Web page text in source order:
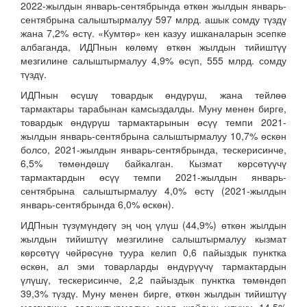
2022-жылдын январь-сентябрында өткөн жылдын январь-
сентябрына салыштырмалуу 597 млрд. ашык сомду түздү
жана 7,2% өстү. «Кумтөр» кен казуу ишканаларын эсепке
албаганда, ИДПнын көлөмү өткөн жылдын тийиштүү
мезгилине салыштырмалуу 4,9% өсүп, 555 млрд. сомду
түздү.
ИДПнын өсүшү товардык өндүрүш, жана тейлөө
тармактары тарабынан камсыздалды. Муну менен бирге,
товардык өндүрүш тармактарынын өсүү темпи 2021-
жылдын январь-сентябрына салыштырмалуу 10,7% өскөн
болсо, 2021-жылдын январь-сентябрында, тескерисинче,
6,5% төмөндөшү байкалган. Кызмат көрсөтүүчү
тармактардын өсүү темпи 2021-жылдын январь-
сентябрына салыштырмалуу 4,0% өстү (2021-жылдын
январь-сентябрында 6,0% өскөн).
ИДПнын түзүмүндөгү эң чоң үлүш (44,9%) өткөн жылдын
жылдын тийиштүү мезгилине салыштырмалуу кызмат
көрсөтүү чөйрөсүнө туура келип 0,6 пайыздык пунктка
өскөн, ал эми товарларды өндүрүүчү тармактардын
үлүшү, тескерисинче, 2,2 пайыздык пунктка төмөндөп
39,3% түздү. Муну менен бирге, өткөн жылдын тийиштүү